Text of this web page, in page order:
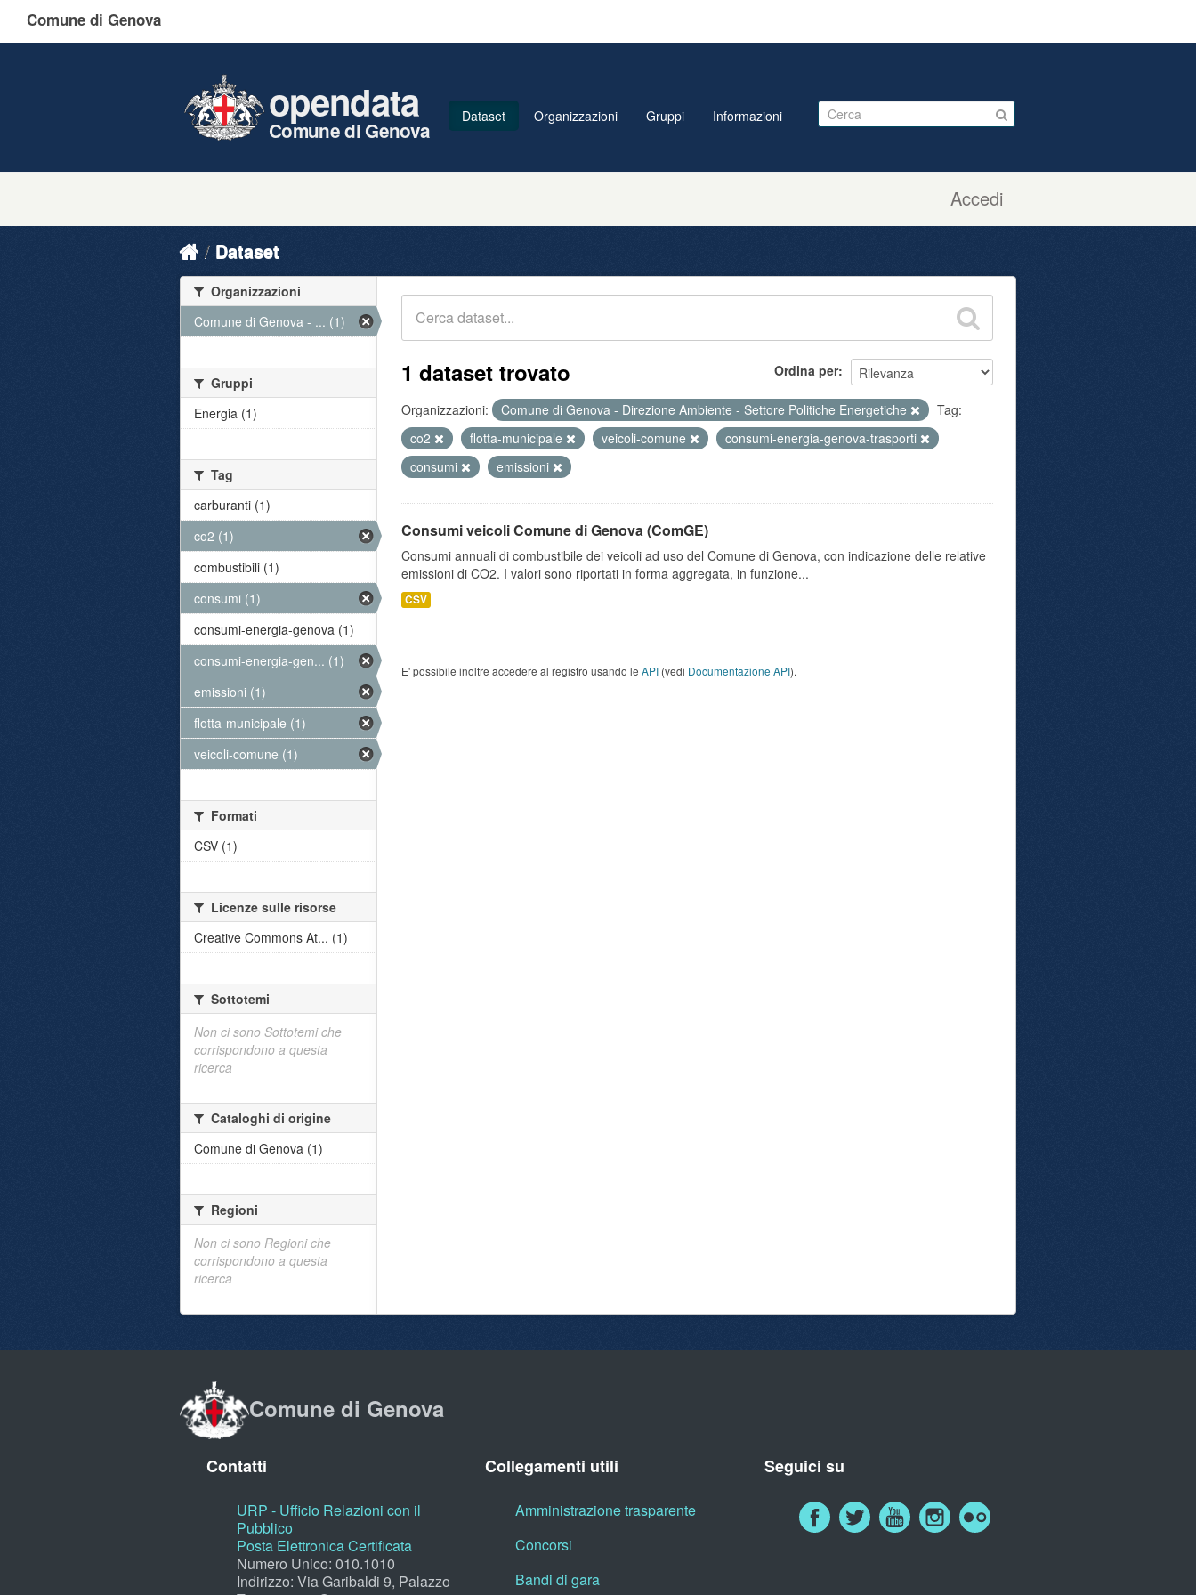
Comune di Genova
Accedi
opendata
Comune di Genova
Dataset Organizzazioni Gruppi Informazioni
Dataset
Ordina per
1 dataset trovato
Organizzazioni: Comune di Genova - Direzione Ambiente - Settore Politiche Energetiche
Tag:
co2
flotta-municipale veicoli-comune
consumi-energia-genova-trasporti
consumi
emissioni
Consumi veicoli Comune di Genova (ComGE)
Consumi annuali di combustibile dei veicoli ad uso del Comune di Genova, con indicazione delle relative
emissioni di CO2. I valori sono riportati in forma aggregata, in funzione...
CSV
E' possibile inoltre accedere al registro usando le API (vedi Documentazione API).
Organizzazioni
Comune di Genova - ... (1)
Gruppi
Energia (1)
Tag
carburanti (1)
co2 (1)
combustibili (1)
consumi (1)
consumi-energia-genova (1)
consumi-energia-gen... (1)
emissioni (1)
flotta-municipale (1)
veicoli-comune (1)
Formati
CSV (1)
Licenze sulle risorse
Creative Commons At... (1)
Sottotemi
Non ci sono Sottotemi che
corrispondono a questa
ricerca
Cataloghi di origine
Comune di Genova (1)
Regioni
Non ci sono Regioni che
corrispondono a questa
ricerca
Comune di Genova
Contatti
URP - Ufficio Relazioni con il
Pubblico
Posta Elettronica Certificata
Numero Unico: 010.1010
Indirizzo: Via Garibaldi 9, Palazzo
Collegamenti utili
Amministrazione trasparente
Concorsi
Bandi di gara
Seguici su